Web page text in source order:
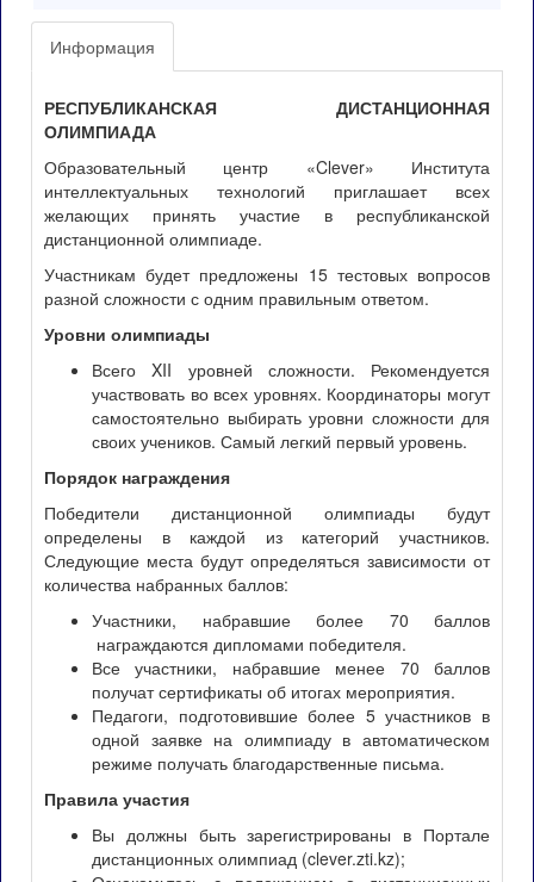
Информация
РЕСПУБЛИКАНСКАЯ ДИСТАНЦИОННАЯ
ОЛИМПИАДА
Образовательный центр «Clever» Института
интеллектуальных технологий приглашает всех
желающих принять участие в республиканской
дистанционной олимпиаде.
Участникам будет предложены 15 тестовых вопросов
разной сложности с одним правильным ответом.
Уровни олимпиады
Всего XII уровней сложности. Рекомендуется
участвовать во всех уровнях. Координаторы могут
самостоятельно выбирать уровни сложности для
своих учеников. Самый легкий первый уровень.
Порядок награждения
Победители дистанционной олимпиады будут
определены в каждой из категорий участников.
Следующие места будут определяться зависимости от
количества набранных баллов:
Участники, набравшие более 70 баллов
награждаются дипломами победителя.
Все участники, набравшие менее 70 баллов
получат сертификаты об итогах мероприятия.
Педагоги, подготовившие более 5 участников в
одной заявке на олимпиаду в автоматическом
режиме получать благодарственные письма.
Правила участия
Вы должны быть зарегистрированы в Портале
дистанционных олимпиад (clever.zti.kz);